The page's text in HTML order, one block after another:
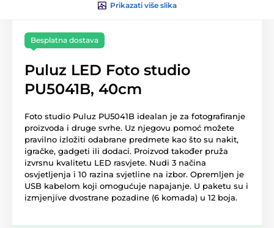
Prikazati više slika
Besplatna dostava
Puluz LED Foto studio
PU5041B, 40cm
Foto studio Puluz PU5041B idealan je za fotografiranje
proizvoda i druge svrhe. Uz njegovu pomoć možete
pravilno izložiti odabrane predmete kao što su nakit,
igračke, gadgeti ili dodaci. Proizvod također pruža
izvrsnu kvalitetu LED rasvjete. Nudi 3 načina
osvjetljenja i 10 razina svjetline na izbor. Opremljen je
USB kabelom koji omogućuje napajanje. U paketu su i
izmjenjive dvostrane pozadine (6 komada) u 12 boja.